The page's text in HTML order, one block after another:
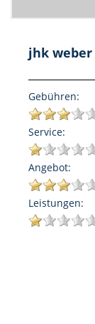
jhk weber
Gebühren:
Service:
Angebot:
Leistungen: